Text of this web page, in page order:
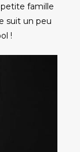
famille
suit un peu
!